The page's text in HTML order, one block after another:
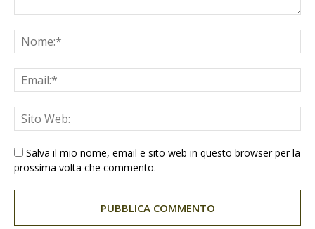
Salva il mio nome, email e sito web in questo browser per la
prossima volta che commento.